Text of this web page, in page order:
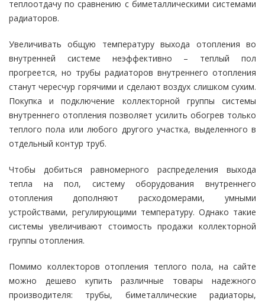
теплоотдачу по сравнению с биметаллическими системами
радиаторов.
Увеличивать общую температуру выхода отопления во
внутренней системе неэффективно – теплый пол
прогреется, но трубы радиаторов внутреннего отопления
станут чересчур горячими и сделают воздух слишком сухим.
Покупка и подключение коллекторной группы системы
внутреннего отопления позволяет усилить обогрев только
теплого пола или любого другого участка, выделенного в
отдельный контур труб.
Чтобы добиться равномерного распределения выхода
тепла на пол, систему оборудования внутреннего
отопления дополняют расходомерами, умными
устройствами, регулирующими температуру. Однако такие
системы увеличивают стоимость продажи коллекторной
группы отопления.
Помимо коллекторов отопления теплого пола, на сайте
можно дешево купить различные товары надежного
производителя: трубы, биметаллические радиаторы,